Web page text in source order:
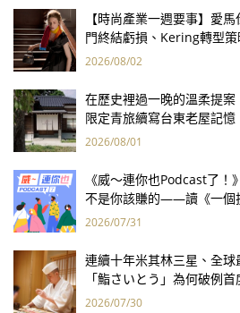
【時尚產業一週要事】愛
門終結虧損、Kering轉型
報亮眼
2026/08/02
在歷史裡過一晚的溫柔提
限定青旅續寫台東老屋記憶
2026/08/01
《威～連你也Podcast了！
不是你該賺的——讀《一個
2026/07/31
連續十年米其林三星、全
「鮨さいとう」為何破例首
2026/07/30